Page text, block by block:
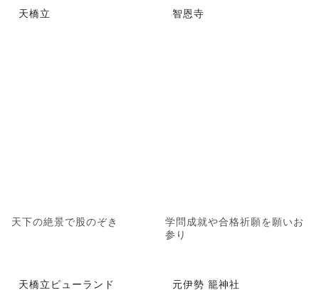
天橋立
天下の絶景で股のぞき
智恩寺
学問成就や合格祈願を願いお
参り
天橋立ビューランド 元伊勢 籠神社